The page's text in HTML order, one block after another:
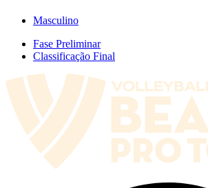
Masculino
Fase Preliminar
Classificação Final